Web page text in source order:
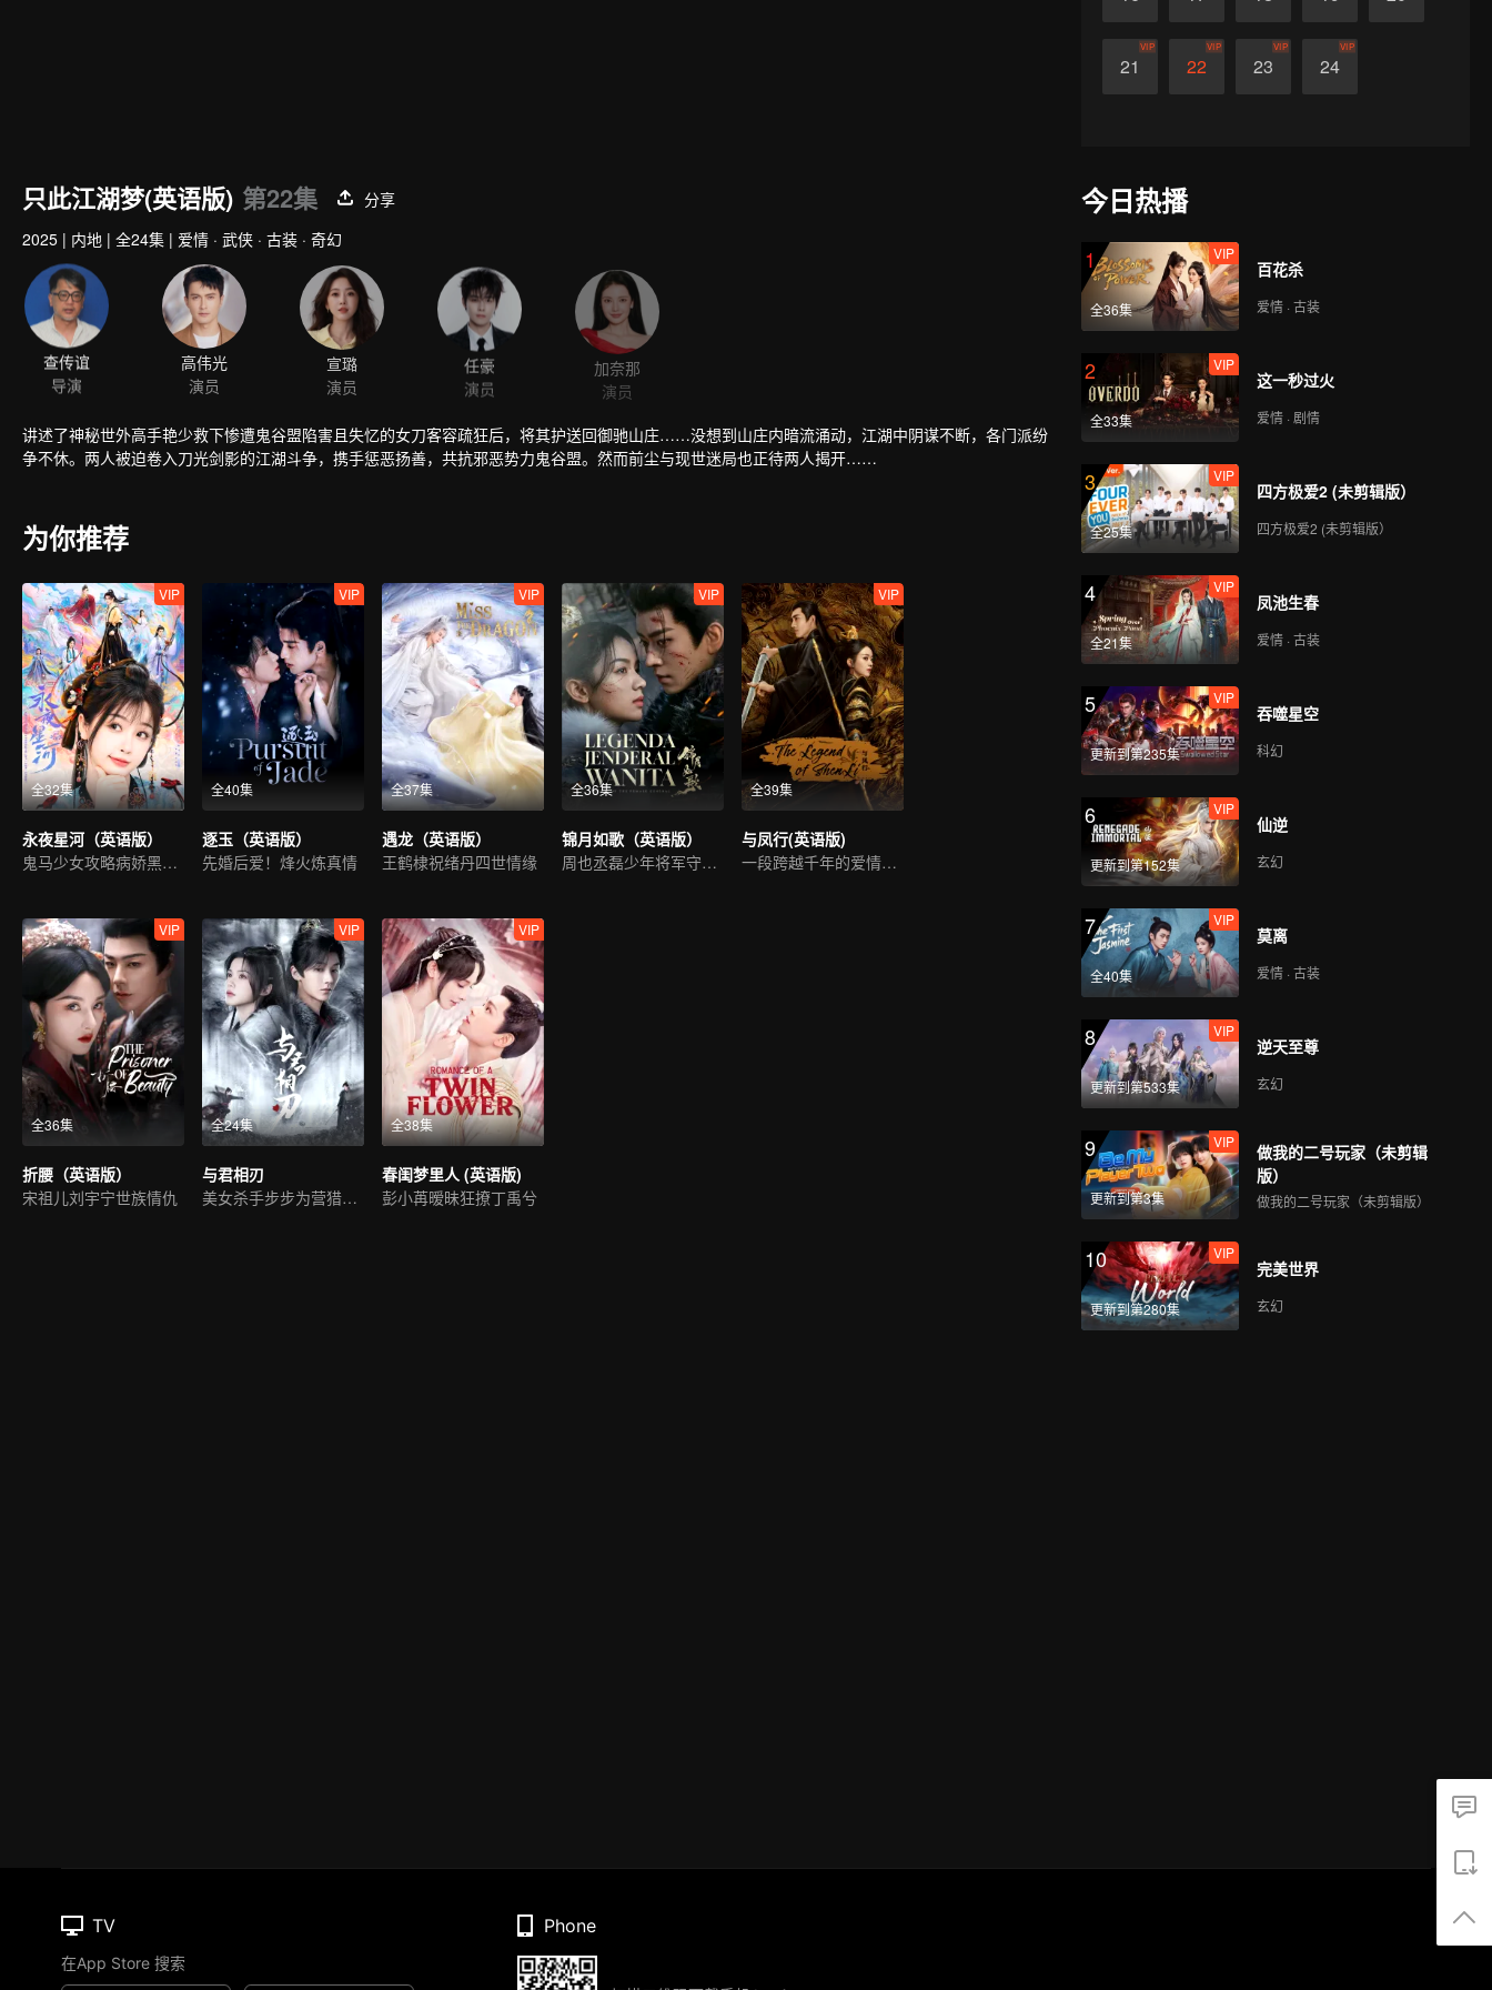
21
VIP
22
VIP
23
VIP
24
VIP
只此江湖梦(英语版) 第22集
分享
2025 | 内地 | 全24集 | 爱情 · 武侠 · 古装 · 奇幻
查传谊
导演
高伟光
演员
宣璐
演员
任豪
演员
加奈那
演员
讲述了神秘世外高手艳少救下惨遭鬼谷盟陷害且失忆的女刀客容疏狂后，将其护送回御驰山庄……没想到山庄内暗流涌动，江湖中阴谋不断，各门派纷
争不休。两人被迫卷入刀光剑影的江湖斗争，携手惩恶扬善，共抗邪恶势力鬼谷盟。然而前尘与现世迷局也正待两人揭开……
为你推荐
全32集
VIP
永夜星河（英语版）
鬼马少女攻略病娇黑莲花
全40集
VIP
逐玉（英语版）
先婚后爱！烽火炼真情
全37集
VIP
遇龙（英语版）
王鹤棣祝绪丹四世情缘
全36集
VIP
锦月如歌（英语版）
周也丞磊少年将军守护家国
全39集
VIP
与凤行(英语版)
一段跨越千年的爱情故事
全36集
VIP
折腰（英语版）
宋祖儿刘宇宁世族情仇
全24集
VIP
与君相刃
美女杀手步步为营猎爱皇子
全38集
VIP
春闺梦里人 (英语版)
彭小苒暧昧狂撩丁禹兮
今日热播
1
全36集
VIP
百花杀
爱情 · 古装
2
全33集
VIP
这一秒过火
爱情 · 剧情
3
全25集
VIP
四方极爱2 (未剪辑版）
四方极爱2 (未剪辑版）
4
全21集
VIP
凤池生春
爱情 · 古装
5
更新到第235集
VIP
吞噬星空
科幻
6
更新到第152集
VIP
仙逆
玄幻
7
全40集
VIP
莫离
爱情 · 古装
8
更新到第533集
VIP
逆天至尊
玄幻
9
更新到第3集
VIP
做我的二号玩家（未剪辑
版）
做我的二号玩家（未剪辑版）
10
更新到第280集
VIP
完美世界
玄幻
TV
在App Store 搜索
Phone